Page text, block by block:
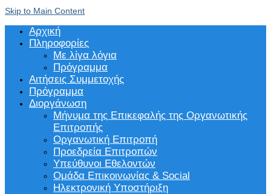
Skip to Main Content
Αρχική
Πληροφορίες
Με λίγα λόγια
Πρόγραμμα
Αιτήσεις Συμμετοχής
Πρόγραμμα
Διοργάνωση
Μήνυμα της Επικεφαλής της Οργανωτικής
Επιτροπής
Οργανωτική Επιτροπή
Προεδρεία Επιτροπών
Υπεύθυνοι Εθελοντών
Ομάδα Επικοινωνίας & Social
Ηλεκτρονική Υποστήριξη